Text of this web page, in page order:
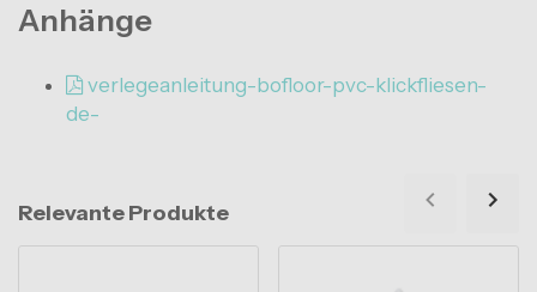
Anhänge
verlegeanleitung-bofloor-pvc-klickfliesen-
de-
Relevante Produkte